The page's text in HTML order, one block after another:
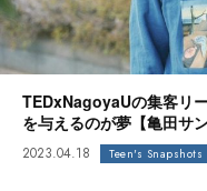
TEDxNagoyaUの集客リ
を与えるのが夢【亀田サ
2023.04.18 Teen's Snapshots